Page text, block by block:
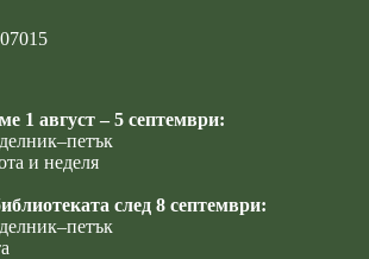
1 август – 5 септември:
и неделя
след 8 септември: